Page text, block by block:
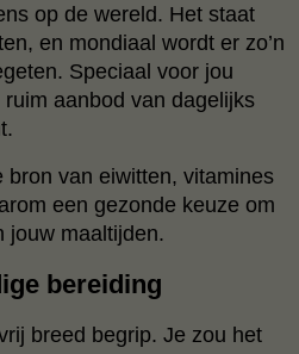
op de wereld. Het staat
en mondiaal wordt er zo’n
Speciaal voor jou
aanbod van dagelijks
bron van eiwitten, vitamines
een gezonde keuze om
jouw maaltijden.
bereiding
breed begrip. Je zou het